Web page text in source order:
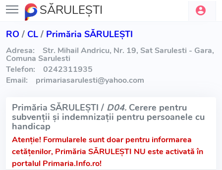
SĂRULEŞTI
RO / CL / Primăria SĂRULEŞTI
Adresa: Str. Mihail Andricu, Nr. 19, Sat Sarulesti - Gara,
Comuna Sarulesti
Telefon:
0242311935
Email:
primariasarulesti@yahoo.com
Primăria SĂRULEŞTI / D04. Cerere pentru
subvenții și indemnizații pentru persoanele cu
handicap
Atenție! Formularele sunt doar pentru informarea
cetățenilor, Primăria SĂRULEŞTI NU este activată în
portalul Primaria.Info.ro!